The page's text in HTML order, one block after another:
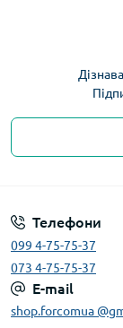
Телефони
099 4-75-75-37
073 4-75-75-37
E-mail
shop.forcomua